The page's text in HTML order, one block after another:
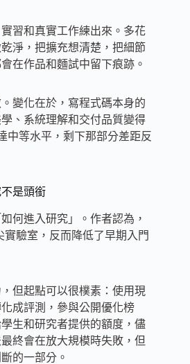
習和真實工作練出來。多花
淨，把擴充想清楚，把細節
在作品和麵試中留下痕跡。
變化在於，寫程式碼本身的
、系統理解和交付品質變得
中等水平，剩下那部分差距反
是頭銜
何進入研究」。作者認為，
驗室，反而降低了早期入門
但起點可以很樸素：使用現
成評測，參與公開優化榜
生和研究者提供的額度，儘
終會在放大規模時失敗，但
的一部分。